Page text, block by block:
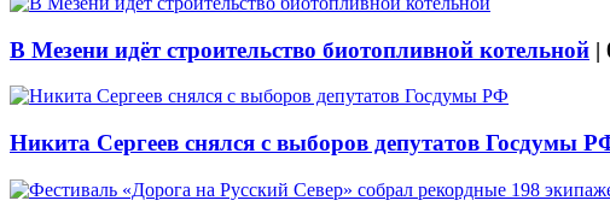
В Мезени идёт строительство биотопливной котельной |
Никита Сергеев снялся с выборов депутатов Госдумы